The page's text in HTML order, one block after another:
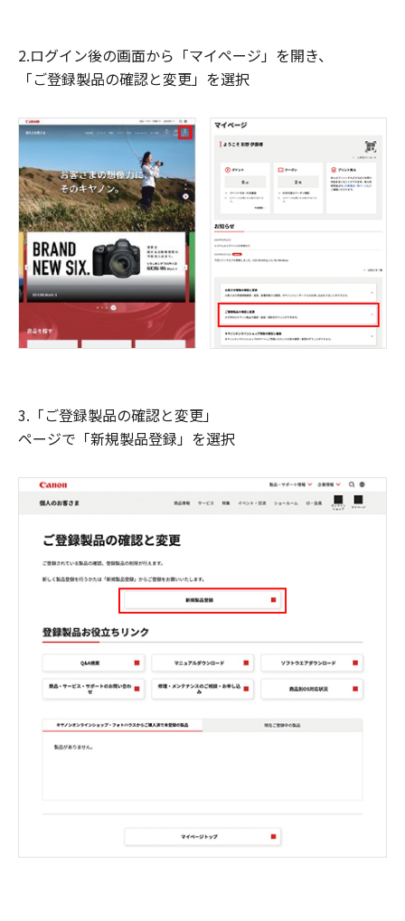
2.ログイン後の画面から「マイページ」を開き、
「ご登録製品の確認と変更」を選択
3.「ご登録製品の確認と変更」
ページで「新規製品登録」を選択